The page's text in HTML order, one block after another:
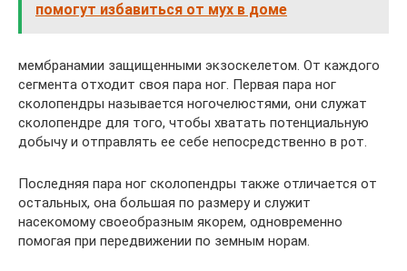
помогут избавиться от мух в доме
мембранамии защищенными экзоскелетом. От каждого
сегмента отходит своя пара ног. Первая пара ног
сколопендры называется ногочелюстями, они служат
сколопендре для того, чтобы хватать потенциальную
добычу и отправлять ее себе непосредственно в рот.
Последняя пара ног сколопендры также отличается от
остальных, она большая по размеру и служит
насекомому своеобразным якорем, одновременно
помогая при передвижении по земным норам.